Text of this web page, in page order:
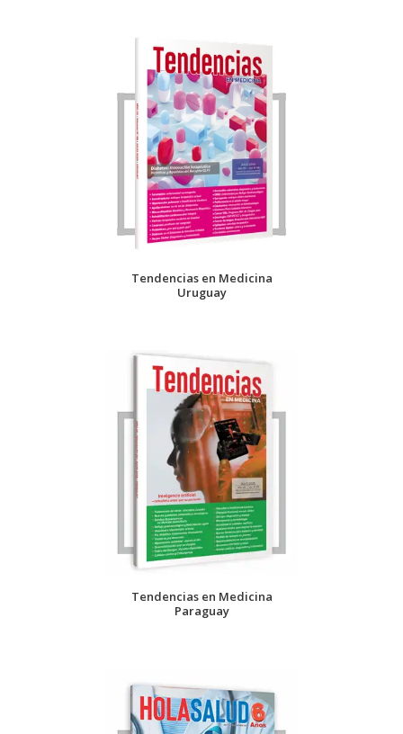
Tendencias en Medicina
Uruguay
Tendencias en Medicina
Paraguay